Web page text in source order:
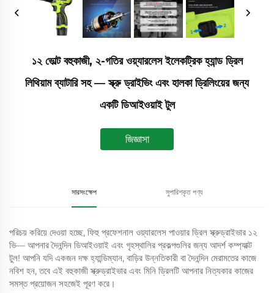
১২ ভোল্ট বহুকাজী, ২-গতির ওয়্যারলেস ইলেকট্রিক হ্যান্ড ড্রিল
লিথিয়াম ব্যাটারি সহ — স্ক্রু ড্রাইভিং এবং হালকা ড্রিলিংয়ের জন্য
একটি ডিআইওয়াই টুল
জিজ্ঞাসা
সারসংক্ষেপ সুপারিশকৃত পণ্য
পরিচয় করিয়ে দেওয়া হচ্ছে, ফিহু প্রফেশনাল ওয়্যারলেস পাওয়ার ড্রিল স্ক্রুড্রাইভার ১২
ভি— আপনার দৈনন্দিন ডিআইওয়াই এবং গৃহস্থালির প্রকল্পগুলির জন্য আদর্শ কম্প্যাক্ট
টুল! আপনি যদি একজন দক্ষ হ্যান্ডিম্যান, বাড়ির উন্নতিকারী বা দৈনন্দিন মেরামতের কাজে
নবিশ হন, তবে এই বহুকাজী স্ক্রুড্রাইভার এবং মিনি ড্রিলটি আপনার নিত্যকার কাজের
সমস্ত প্রয়োজন সহজেই পূরণ করে।